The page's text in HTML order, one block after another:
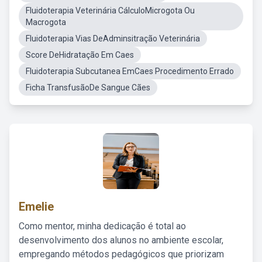
Fluidoterapia Veterinária CálculoMicrogota Ou
Macrogota
Fluidoterapia Vias DeAdminsitração Veterinária
Score DeHidratação Em Caes
Fluidoterapia Subcutanea EmCaes Procedimento Errado
Ficha TransfusãoDe Sangue Cães
Emelie
Como mentor, minha dedicação é total ao
desenvolvimento dos alunos no ambiente escolar,
empregando métodos pedagógicos que priorizam